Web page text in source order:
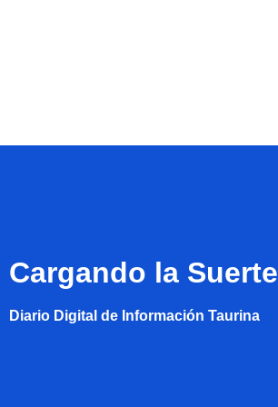
Cargando la Suerte
Diario Digital de Información Taurina